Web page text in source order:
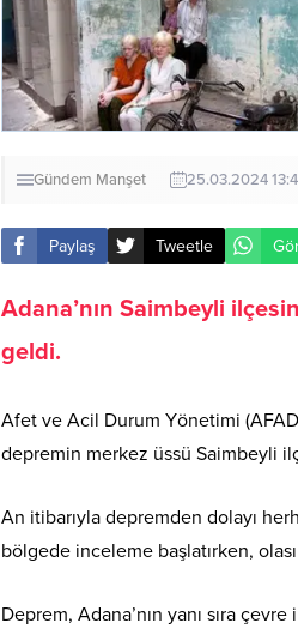
Gündem Manşet 25.03.2024
Paylaş Tweetle
Adana’nın Saimbeyli
geldi.
Afet ve Acil Durum Yönetimi
depremin merkez üssü Saimbeyli
An itibarıyla depremden dolayı
bölgede inceleme başlatırken,
Deprem, Adana’nın yanı sıra